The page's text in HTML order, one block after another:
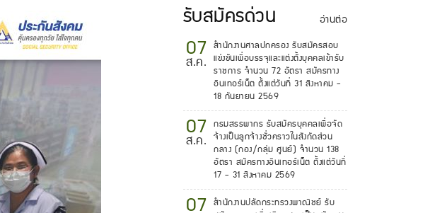
รับสมัครด่วน อ่านต่อ
07
ส.ค.
สำนักงานศาลปกครอง รับสมัครสอบ
แข่งขันเพื่อบรรจุและแต่งตั้งบุคคลเข้ารับ
ราชการ จำนวน 72 อัตรา สมัครทาง
อินเทอร์เน็ต ตั้งแต่วันที่ 31 สิงหาคม -
18 กันยายน 2569
07
ส.ค.
กรมสรรพากร รับสมัครบุคคลเพื่อจัด
จ้างเป็นลูกจ้างชั่วคราวในสังกัดส่วน
กลาง (กอง/กลุ่ม ศูนย์) จำนวน 138
อัตรา สมัครทางอินเทอร์เน็ต ตั้งแต่วันที่
17 - 31 สิงหาคม 2569
07 สำนักงานปลัดกระทรวงพาณิชย์ รับ